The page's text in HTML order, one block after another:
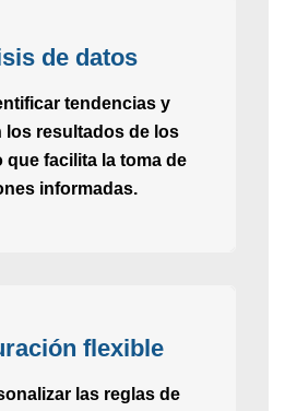
de datos
tendencias y
los resultados de los
que facilita la toma de
informadas.
flexible
las reglas de